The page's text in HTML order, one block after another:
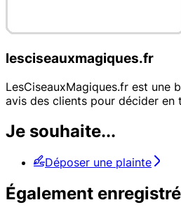
lesciseauxmagiques.fr
LesCiseauxMagiques.fr est une
avis des clients pour décider
Je souhaite...
Déposer une plainte
Également